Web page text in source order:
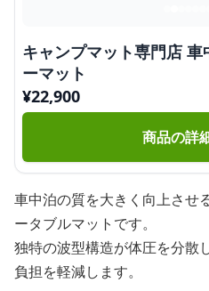
キャンプマット専門店
ーマット
¥22,900
商品の詳
車中泊の質を大きく向上させ
ータブルマットです。
独特の波型構造が体圧を分散
負担を軽減します。